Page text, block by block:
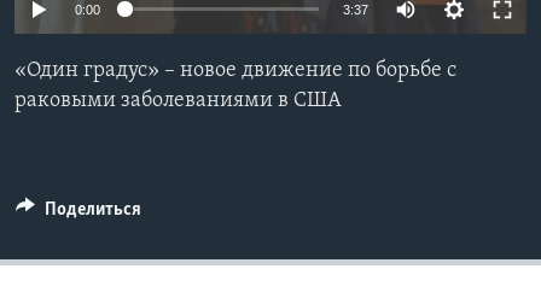
СОЦИАЛЬНЫЕ СЕТИ
Языки
0:00 3:37
«Один градус» – новое движение по борьбе с
раковыми заболеваниями в США
Поделиться